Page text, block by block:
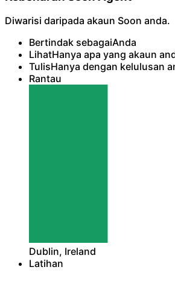
Diwarisi daripada akaun Soon anda.
Bertindak sebagaiAnda
LihatHanya apa yang akaun
TulisHanya dengan kelulusan
Rantau
Dublin, Ireland
Latihan